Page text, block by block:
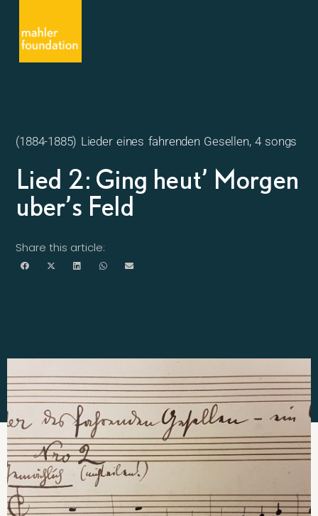
(1884-1885) Lieder eines fahrenden Gesellen, 4 songs
Lied 2: Ging heut’ Morgen
uber’s Feld
Share this article: